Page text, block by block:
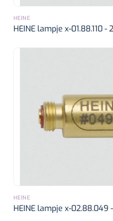
HEINE
HEINE lampje x-01.88.110 -
HEINE
HEINE lampje x-02.88.049